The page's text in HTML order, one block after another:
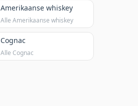
Amerikaanse whiskey
Alle Amerikaanse whiskey
Cognac
Alle Cognac